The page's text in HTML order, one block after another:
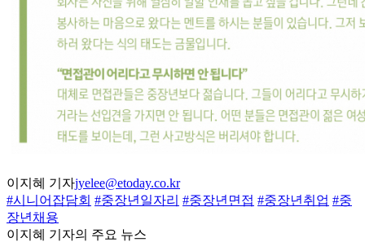
이지혜 기자jyelee@etoday.co.kr
#시니어잡담회 #중장년일자리 #중장년면접 #중장년취업 #중
장년채용
이지혜 기자의 주요 뉴스